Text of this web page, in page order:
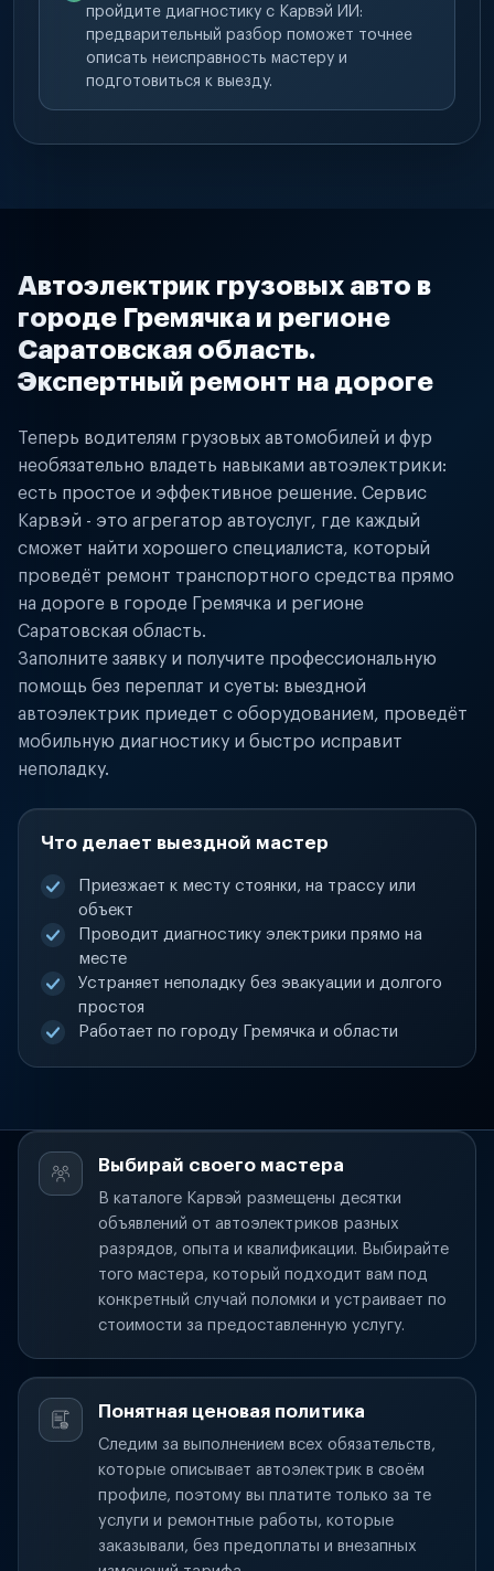
пройдите диагностику с Карвэй ИИ:
предварительный разбор поможет точнее
описать неисправность мастеру и
подготовиться к выезду.
Автоэлектрик грузовых авто в
городе Гремячка и регионе
Саратовская область.
Экспертный ремонт на дороге
Теперь водителям грузовых автомобилей и фур
необязательно владеть навыками автоэлектрики:
есть простое и эффективное решение. Сервис
Карвэй - это агрегатор автоуслуг, где каждый
сможет найти хорошего специалиста, который
проведёт ремонт транспортного средства прямо
на дороге в городе Гремячка и регионе
Саратовская область.
Заполните заявку и получите профессиональную
помощь без переплат и суеты: выездной
автоэлектрик приедет с оборудованием, проведёт
мобильную диагностику и быстро исправит
неполадку.
Что делает выездной мастер
Приезжает к месту стоянки, на трассу или
объект
Проводит диагностику электрики прямо на
месте
Устраняет неполадку без эвакуации и долгого
простоя
Работает по городу Гремячка и области
Выбирай своего мастера
В каталоге Карвэй размещены десятки
объявлений от автоэлектриков разных
разрядов, опыта и квалификации. Выбирайте
того мастера, который подходит вам под
конкретный случай поломки и устраивает по
стоимости за предоставленную услугу.
Понятная ценовая политика
Следим за выполнением всех обязательств,
которые описывает автоэлектрик в своём
профиле, поэтому вы платите только за те
услуги и ремонтные работы, которые
заказывали, без предоплаты и внезапных